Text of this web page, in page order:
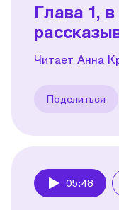
Глава 1,
Читает Анна
Поделиться
05:48